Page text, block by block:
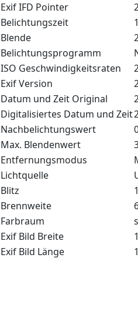
Exif IFD Pointer
Belichtungszeit
Blende
Belichtungsprogramm
ISO Geschwindigkeitsraten
Exif Version
Datum und Zeit Original
Digitalisiertes Datum und Zeit
Nachbelichtungswert
Max. Blendenwert
Entfernungsmodus
Lichtquelle
Blitz
1
Brennweite
Farbraum
Exif Bild Breite
Exif Bild Länge